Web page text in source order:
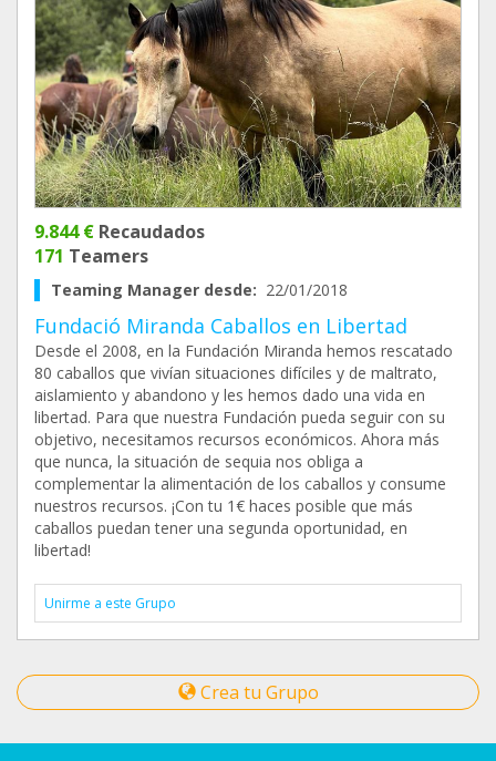
9.844 € Recaudados
171 Teamers
Teaming Manager desde: 22/01/2018
Fundació Miranda Caballos en Libertad
Desde el 2008, en la Fundación Miranda hemos rescatado
80 caballos que vivían situaciones difíciles y de maltrato,
aislamiento y abandono y les hemos dado una vida en
libertad. Para que nuestra Fundación pueda seguir con su
objetivo, necesitamos recursos económicos. Ahora más
que nunca, la situación de sequia nos obliga a
complementar la alimentación de los caballos y consume
nuestros recursos. ¡Con tu 1€ haces posible que más
caballos puedan tener una segunda oportunidad, en
libertad!
Unirme a este Grupo
Crea tu Grupo